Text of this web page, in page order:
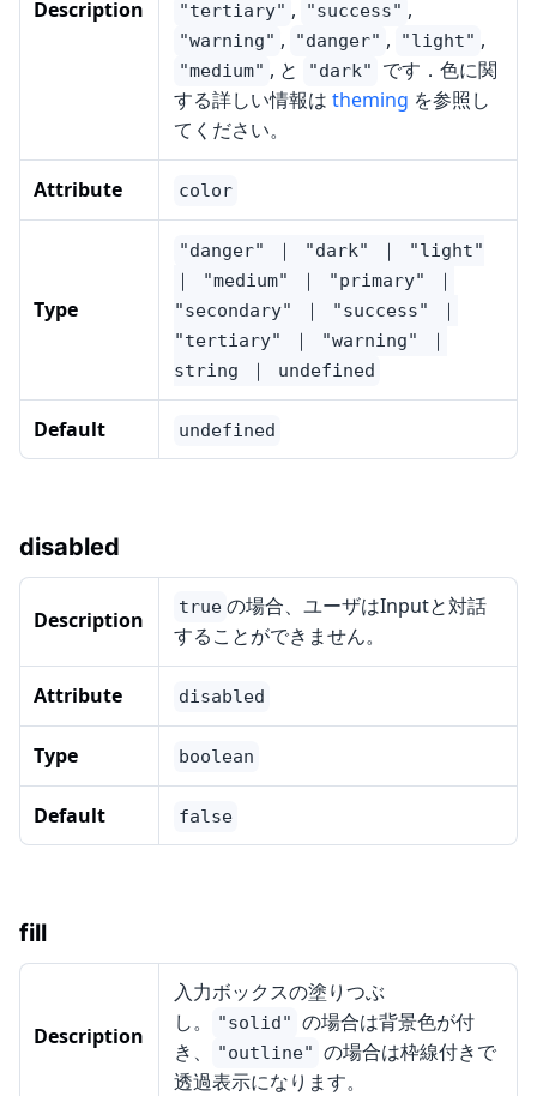
Description "tertiary" , "success" ,
"warning" , "danger" , "light" ,
"medium" , と "dark"
です．色に関
する詳しい情報は theming を参照し
てください。
Attribute color
Type
"danger" ｜ "dark" ｜ "light"
｜ "medium" ｜ "primary" ｜
"secondary" ｜ "success" ｜
"tertiary" ｜ "warning" ｜
string ｜ undefined
Default undefined
disabled
Description true の場合、ユーザはInputと対話
することができません。
Attribute disabled
Type boolean
Default false
fill
Description
入力ボックスの塗りつぶ
し。
"solid" の場合は背景色が付
き、
"outline" の場合は枠線付きで
透過表示になります。